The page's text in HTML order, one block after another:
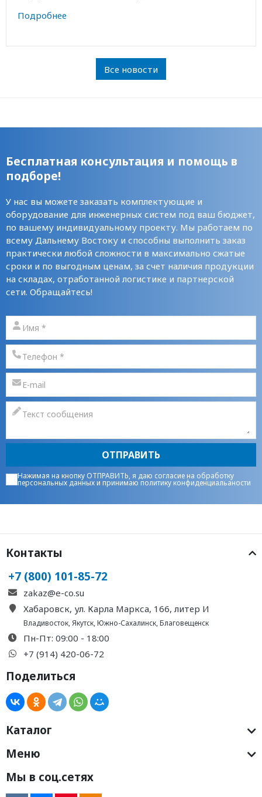
Подробнее
Все новости
Бесплатная консультация и помощь в
подборе!
У нас вы можете заказать комплектующие и
оборудование для инженерных систем под ваш бюджет,
по вашему индивидуальному проекту. Мы работаем по
всему Дальнему Востоку и способны выполнить заказ
практически любой сложности в максимально сжатые
сроки и по выгодным ценам, за счет наличия продукции
на складах, отработанной логистике и партнерской
сети. Обращайтесь!
ОТПРАВИТЬ
Нажимая на кнопку ОТПРАВИТЬ, я даю согласие на обработку
персональных данныхи принимаюполитику конфиденциальаности
Контакты
+7 (800) 101-85-72
zakaz@e-co.su
Хабаровск, ул. Карла Маркса, 166, литер И
Владивосток,Якутск,Южно-Сахалинск,Благовещенск
Пн-Пт: 09:00 - 18:00
+7 (914) 420-06-72
Поделиться
Каталог
Меню
Мы в соц.сетях